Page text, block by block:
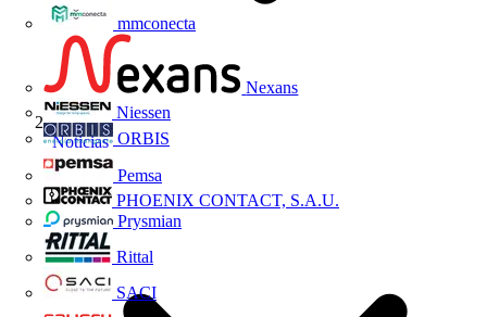
mmconecta
Nexans
Niessen
ORBIS
Pemsa
PHOENIX CONTACT, S.A.U.
Prysmian
Rittal
SACI
Noticias